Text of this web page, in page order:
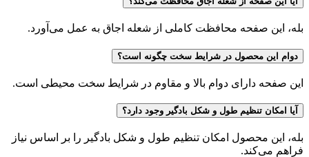
بله، این صفحه محافظت کاملی از شعله اجاق به عمل می‌آورد.
دوام این محصول در شرایط سخت چگونه است؟
این صفحه دارای دوام بالا و مقاوم در شرایط سخت محیطی است.
آیا امکان تنظیم طول و شکل بادگیر وجود دارد؟
بله، این محصول امکان تنظیم طول و شکل بادگیر را بر اساس نیاز
فراهم می‌کند.